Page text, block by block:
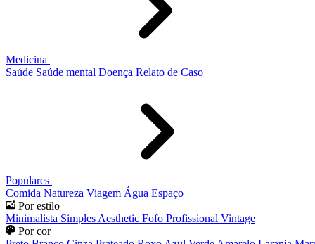
Medicina
Saúde Saúde mental Doença Relato de Caso
Populares
Comida Natureza Viagem Água Espaço
Por estilo
Minimalista Simples Aesthetic Fofo Profissional Vintage
Por cor